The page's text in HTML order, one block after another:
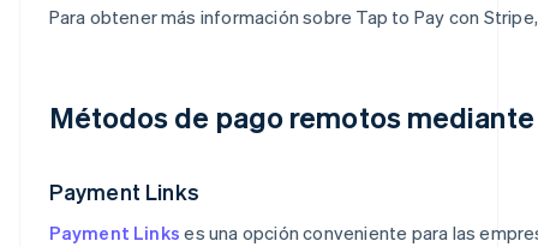
Para obtener más información sobre Tap to Pay con
Métodos de pago remotos
Payment Links
Payment Links es una opción conveniente para las